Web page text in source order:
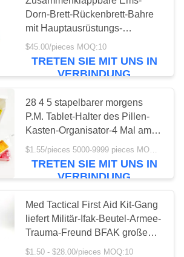
Zufuhr-Kasten
der
Hilfe
181
Dorn-Brett-Rückenbrett-Bahre
mit Hauptausrüstungs-
Versorgungen der
wegfahrsperren-ersten Hilfe
$45.00/pieces MOQ:10
TRETEN SIE MIT UNS IN
VERBINDUNG
28 4 5 stapelbarer morgens
P.M. Tablet-Halter des Pillen-
Kasten-Organisator-4 Mal am
Tag für Vitamin
TRETEN SIE MIT UNS IN
VERBINDUNG
Med Tactical First Aid Kit-Gang
liefert Militär-Ifak-Beutel-Armee-
Trauma-Freund BFAK große
die Kommunaltasche
$1.50 - $28.00/pieces MOQ:10